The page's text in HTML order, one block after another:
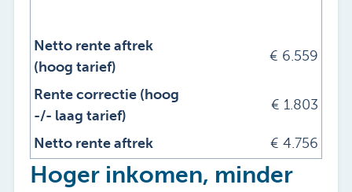
Netto rente aftrek
(hoog tarief)
€ 6.559
Rente correctie (hoog
-/- laag tarief)
€ 1.803
Netto rente aftrek € 4.756
Hoger inkomen, minder